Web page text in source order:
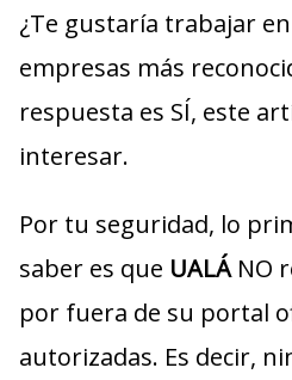
¿Te gustaría trabajar en
empresas más
respuesta es SÍ, este
interesar.
Por tu seguridad, lo
saber es que UALÁNO
por fuera de su portal
autorizadas. Es decir,